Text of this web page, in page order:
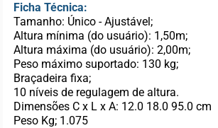
Ficha Técnica:
Tamanho: Único - Ajustável;
Altura mínima (do usuário): 1,50m;
Altura máxima (do usuário): 2,00m;
Peso máximo suportado: 130 kg;
Braçadeira fixa;
10 níveis de regulagem de altura.
Dimensões C x L x A: 12.0 18.0 95.0 cm
Peso Kg; 1.075